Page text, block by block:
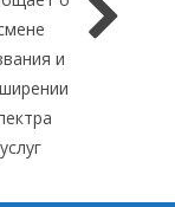
и
услуг